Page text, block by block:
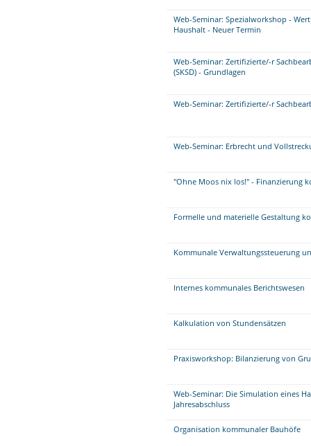
Web-Seminar: Spezialworkshop -
Haushalt - Neuer Termin
Web-Seminar: Zertifizierte/-r
(SKSD) - Grundlagen
Web-Seminar: Zertifizierte/-r
Web-Seminar: Erbrecht und
"Ohne Moos nix los!" - Finanzierung
Formelle und materielle Gestaltung
Kommunale Verwaltungssteuerung
Internes kommunales Berichtswesen
Kalkulation von Stundensätzen
Praxisworkshop: Bilanzierung von
Web-Seminar: Die Simulation eines
Jahresabschluss
Organisation kommunaler Bauhöfe